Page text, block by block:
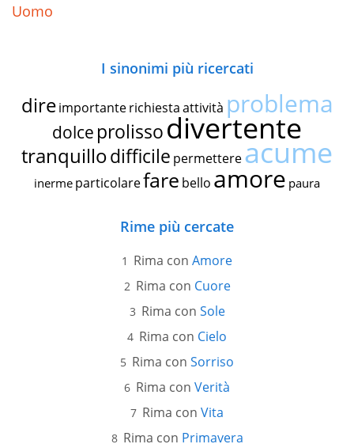
Uomo
I sinonimi più ricercati
dire importante richiestaattività problema
dolce prolissodivertente
tranquillodifficile permettereacume
inerme particolarefare bello amore paura
Rime più cercate
Rima con Amore
Rima con Cuore
Rima con Sole
Rima con Cielo
Rima con Sorriso
Rima con Verità
Rima con Vita
Rima con Primavera